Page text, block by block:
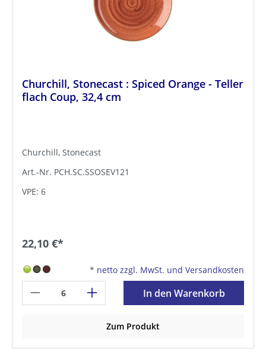
Churchill, Stonecast : Spiced Orange - Teller
flach Coup, 32,4 cm
Churchill, Stonecast
Art.-Nr. PCH.SC.SSOSEV121
VPE: 6
22,10 €*
* netto zzgl. MwSt. und Versandkosten
In den Warenkorb
Zum Produkt